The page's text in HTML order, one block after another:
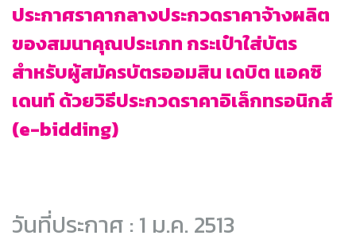
ประกาศราคากลางประกวดราคาจ้างผลิต
ของสมนาคุณประเภท กระเป๋าใส่บัตร
สำหรับผู้สมัครบัตรออมสิน เดบิต แอคซิ
เดนท์ ด้วยวิธีประกวดราคาอิเล็กทรอนิกส์
(e-bidding)
วันที่ประกาศ : 1 ม.ค. 2513